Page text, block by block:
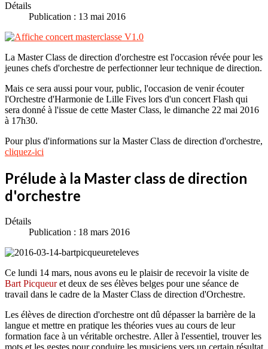
Détails
Publication : 13 mai 2016
La Master Class de direction d'orchestre est l'occasion révée pour les
jeunes chefs d'orchestre de perfectionner leur technique de direction.
Mais ce sera aussi pour vour, public, l'occasion de venir écouter
l'Orchestre d'Harmonie de Lille Fives lors d'un concert Flash qui
sera donné à l'issue de cette Master Class, le dimanche 22 mai 2016
à 17h30.
Pour plus d'informations sur la Master Class de direction d'orchestre,
cliquez-ici
Prélude à la Master class de direction
d'orchestre
Détails
Publication : 18 mars 2016
Ce lundi 14 mars, nous avons eu le plaisir de recevoir la visite de
Bart Picqueuret deux de ses élèves belges pour une séance de
travail dans le cadre de la Master Class de direction d'Orchestre.
Les élèves de direction d'orchestre ont dû dépasser la barrière de la
langue et mettre en pratique les théories vues au cours de leur
formation face à un véritable orchestre. Aller à l'essentiel, trouver les
mots et les gestes pour conduire les musiciens vers un certain résultat